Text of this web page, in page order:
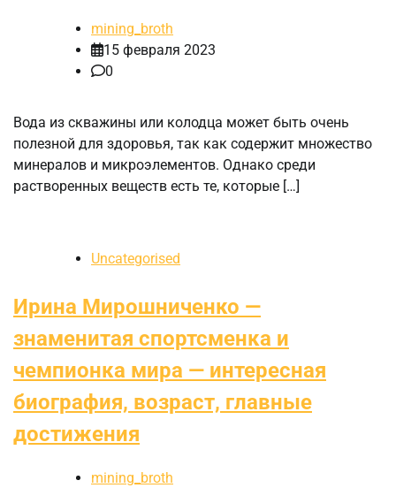
mining_broth
15 февраля 2023
0
Вода из скважины или колодца может быть очень
полезной для здоровья, так как содержит множество
минералов и микроэлементов. Однако среди
растворенных веществ есть те, которые […]
Uncategorised
Ирина Мирошниченко —
знаменитая спортсменка и
чемпионка мира — интересная
биография, возраст, главные
достижения
mining_broth